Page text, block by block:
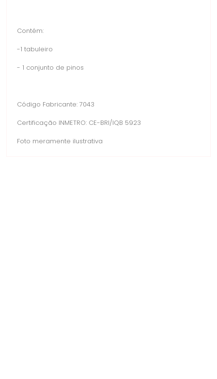
Contém:
-1 tabuleiro
- 1 conjunto de pinos
Código Fabricante: 7043
Certificação INMETRO: CE-BRI/IQB 5923
Foto meramente ilustrativa